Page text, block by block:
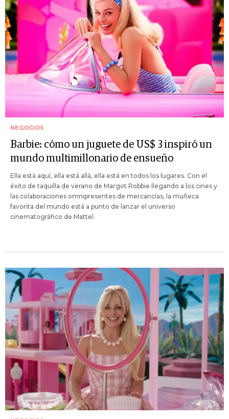
NEGOCIOS
Barbie: cómo un juguete de US$ 3 inspiró un
mundo multimillonario de ensueño
Ella está aquí, ella está allá, ella está en todos los lugares. Con el
éxito de taquilla de verano de Margot Robbie llegando a los cines y
las colaboraciones omnipresentes de mercancías, la muñeca
favorita del mundo está a punto de lanzar el universo
cinematográfico de Mattel.